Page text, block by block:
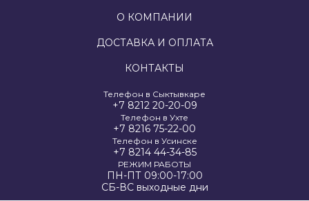
О КОМПАНИИ
ДОСТАВКА И ОПЛАТА
КОНТАКТЫ
Телефон в Сыктывкаре
+7 8212 20-20-09
Телефон в Ухте
+7 8216 75-22-00
Телефон в Усинске
+7 8214 44-34-85
РЕЖИМ РАБОТЫ
ПН-ПТ 09:00-17:00
СБ-ВС выходные дни